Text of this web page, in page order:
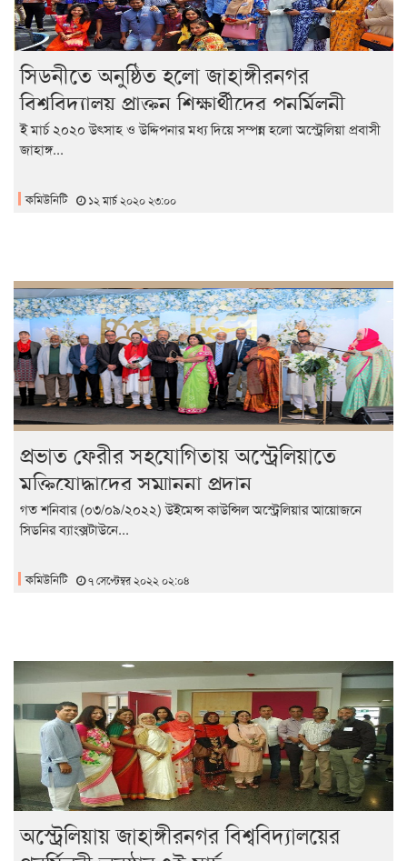
সিডনীতে অনুষ্ঠিত হলো জাহাঙ্গীরনগর
বিশ্ববিদ্যালয় প্রাক্তন শিক্ষার্থীদের পুনর্মিলনী
২০২০
ই মার্চ ২০২০ উৎসাহ ও উদ্দিপনার মধ্য দিয়ে সম্পন্ন হলো অস্ট্রেলিয়া প্রবাসী
জাহাঙ্গ...
কমিউনিটি ১২ মার্চ ২০২০ ২৩:০০
প্রভাত ফেরীর সহযোগিতায় অস্ট্রেলিয়াতে
মুক্তিযোদ্ধাদের সম্মাননা প্রদান
গত শনিবার (০৩/০৯/২০২২) উইমেন্স কাউন্সিল অস্ট্রেলিয়ার আয়োজনে
সিডনির ব্যাংক্সটাউনে...
কমিউনিটি ৭ সেপ্টেম্বর ২০২২ ০২:০৪
অস্ট্রেলিয়ায় জাহাঙ্গীরনগর বিশ্ববিদ্যালয়ের